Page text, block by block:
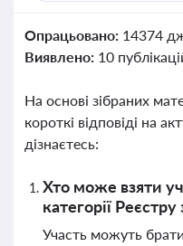
Опрацьовано: 14374
Виявлено: 10
На основі зібраних
короткі відповіді на
дізнаєтесь:
Хто може взяти
категорії Реєстру
Участь можуть